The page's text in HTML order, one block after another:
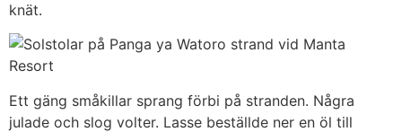
knät.
Ett gäng småkillar sprang förbi på stranden. Några
julade och slog volter. Lasse beställde ner en öl till